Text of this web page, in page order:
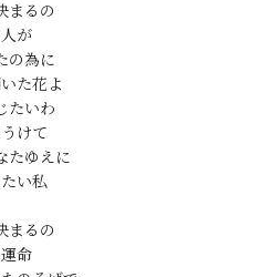
まるの
が
の為に
た花よ
たいわ
けて
たゆえに
い私
まるの
命